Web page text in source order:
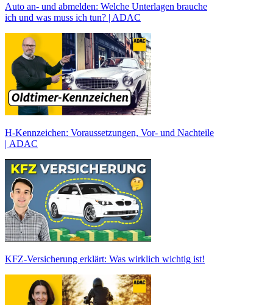
Auto an- und abmelden: Welche Unterlagen brauche
ich und was muss ich tun? | ADAC
H-Kennzeichen: Voraussetzungen, Vor- und Nachteile
| ADAC
KFZ-Versicherung erklärt: Was wirklich wichtig ist!